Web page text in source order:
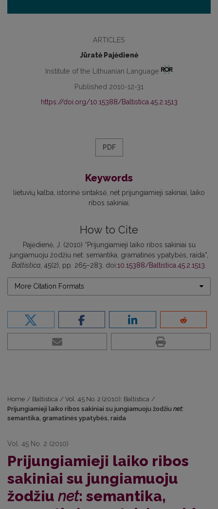
ARTICLES
Jūratė Pajėdienė
Institute of the Lithuanian Language
Published 2010-12-31
https://doi.org/10.15388/Baltistica.45.2.1513
PDF
Keywords
lietuvių kalba istorinė sintaksė net prijungiamieji sakiniai
laiko
ribos sakiniai
How to Cite
Pajėdienė, J. (2010) “Prijungiamieji laiko ribos sakiniai su
jungiamuoju žodžiu net: semantika, gramatinės ypatybės, raida”,
Baltistica , 45(2), pp. 265–283. doi:10.15388/Baltistica.45.2.1513
More Citation Formats
Home / Baltistica / Vol. 45 No. 2 (2010): Baltistica /
Prijungiamieji laiko ribos sakiniai su jungiamuoju žodžiu net:
semantika, gramatinės ypatybės, raida
Vol. 45 No. 2 (2010)
Prijungiamieji laiko ribos
sakiniai su jungiamuoju
žodžiu net: semantika,